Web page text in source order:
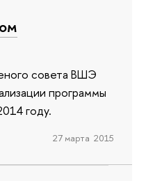
совета ВШЭ
программы
году.
27 марта 2015